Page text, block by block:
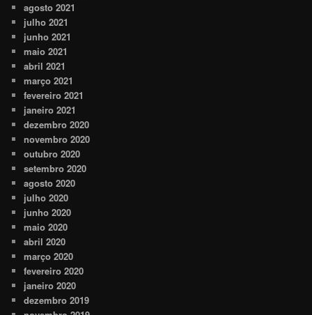
agosto 2021
julho 2021
junho 2021
maio 2021
abril 2021
março 2021
fevereiro 2021
janeiro 2021
dezembro 2020
novembro 2020
outubro 2020
setembro 2020
agosto 2020
julho 2020
junho 2020
maio 2020
abril 2020
março 2020
fevereiro 2020
janeiro 2020
dezembro 2019